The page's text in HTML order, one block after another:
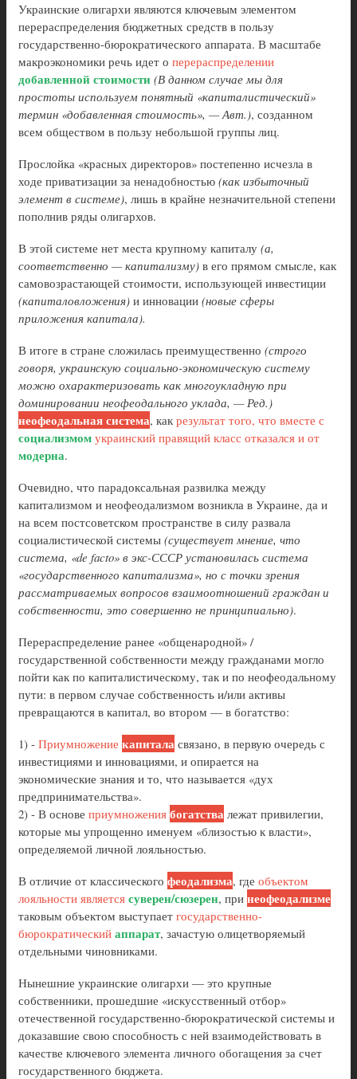
Украинские олигархи являются ключевым элементом
перераспределения бюджетных средств в пользу
государственно-бюрократического аппарата. В масштабе
макроэкономики речь идет о перераспределении
добавленной стоимости (В данном случае мы для
простоты используем понятный «капиталистический»
термин «добавленная стоимость», — Авт.), созданном
всем обществом в пользу небольшой группы лиц.
Прослойка «красных директоров» постепенно исчезла в
ходе приватизации за ненадобностью (как избыточный
элемент в системе), лишь в крайне незначительной степени
пополнив ряды олигархов.
В этой системе нет места крупному капиталу (а,
соответственно — капитализму) в его прямом смысле, как
самовозрастающей стоимости, использующей инвестиции
(капиталовложения) и инновации (новые сферы
приложения капитала).
В итоге в стране сложилась преимущественно (строго
говоря, украинскую социально-экономическую систему
можно охарактеризовать как многоукладную при
доминировании неофеодального уклада, — Ред.)
неофеодальная система, как результат того, что вместе с
социализмом украинский правящий класс отказался и от
модерна.
Очевидно, что парадоксальная развилка между
капитализмом и неофеодализмом возникла в Украине, да и
на всем постсоветском пространстве в силу развала
социалистической системы (существует мнение, что
система, «de facto» в экс-СССР установилась система
«государственного капитализма», но с точки зрения
рассматриваемых вопросов взаимоотношений граждан и
собственности, это совершенно не принципиально).
Перераспределение ранее «общенародной» /
государственной собственности между гражданами могло
пойти как по капиталистическому, так и по неофеодальному
пути: в первом случае собственность и/или активы
превращаются в капитал, во втором — в богатство:
1) - Приумножение капитала связано, в первую очередь с
инвестициями и инновациями, и опирается на
экономические знания и то, что называется «дух
предпринимательства».
2) - В основе приумножения богатства лежат привилегии,
которые мы упрощенно именуем «близостью к власти»,
определяемой личной лояльностью.
В отличие от классического феодализма, где объектом
лояльности является суверен/сюзерен, при неофеодализме
таковым объектом выступает государственно-
бюрократический аппарат, зачастую олицетворяемый
отдельными чиновниками.
Нынешние украинские олигархи — это крупные
собственники, прошедшие «искусственный отбор»
отечественной государственно-бюрократической системы и
доказавшие свою способность с ней взаимодействовать в
качестве ключевого элемента личного обогащения за счет
государственного бюджета.